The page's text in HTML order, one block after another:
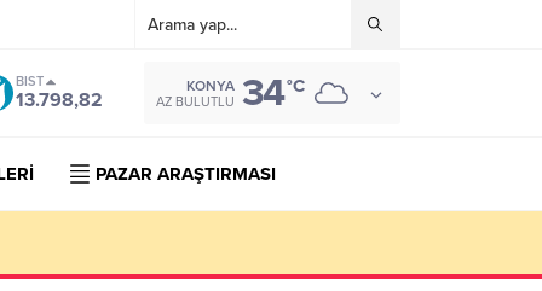
BIST
13.798,82
KONYA
AZ BULUTLU 34°C
PAZAR ARAŞTIRMASI